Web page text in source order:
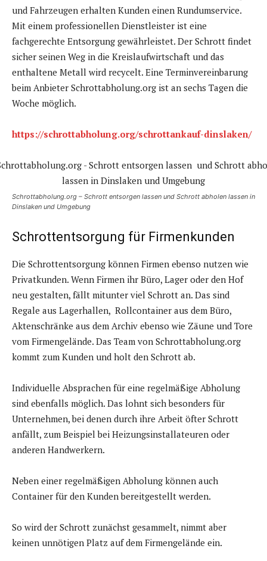
und Fahrzeugen erhalten Kunden einen Rundumservice.
Mit einem professionellen Dienstleister ist eine
fachgerechte Entsorgung gewährleistet. Der Schrott findet
sicher seinen Weg in die Kreislaufwirtschaft und das
enthaltene Metall wird recycelt. Eine Terminvereinbarung
beim Anbieter Schrottabholung.org ist an sechs Tagen die
Woche möglich.
https://schrottabholung.org/schrottankauf-dinslaken/
Schrottabholung.org – Schrott entsorgen lassen und Schrott abholen lassen in
Dinslaken und Umgebung
Schrottentsorgung für Firmenkunden
Die Schrottentsorgung können Firmen ebenso nutzen wie
Privatkunden. Wenn Firmen ihr Büro, Lager oder den Hof
neu gestalten, fällt mitunter viel Schrott an. Das sind
Regale aus Lagerhallen, Rollcontainer aus dem Büro,
Aktenschränke aus dem Archiv ebenso wie Zäune und Tore
vom Firmengelände. Das Team von Schrottabholung.org
kommt zum Kunden und holt den Schrott ab.
Individuelle Absprachen für eine regelmäßige Abholung
sind ebenfalls möglich. Das lohnt sich besonders für
Unternehmen, bei denen durch ihre Arbeit öfter Schrott
anfällt, zum Beispiel bei Heizungsinstallateuren oder
anderen Handwerkern.
Neben einer regelmäßigen Abholung können auch
Container für den Kunden bereitgestellt werden.
So wird der Schrott zunächst gesammelt, nimmt aber
keinen unnötigen Platz auf dem Firmengelände ein.